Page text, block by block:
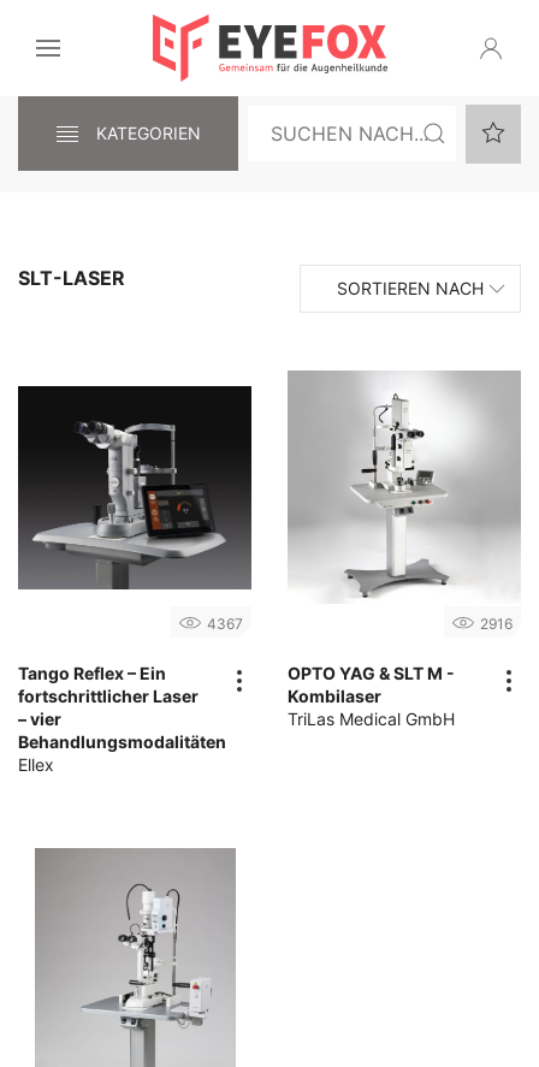
KATEGORIEN
SLT-LASER SORTIEREN NACH
4367
Tango Reflex – Ein
fortschrittlicher Laser
– vier
Behandlungsmodalitäten
Ellex
2916
OPTO YAG & SLT M -
Kombilaser
TriLas Medical GmbH